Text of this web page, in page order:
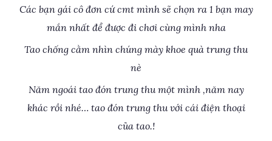
Các bạn gái cô đơn cứ cmt mình sẽ chọn ra 1 bạn may
mắn nhất để được đi chơi cùng mình nha
Tao chống cằm nhìn chúng mày khoe quà trung thu
nè
Năm ngoái tao đón trung thu một mình ,năm nay
khác rồi nhé… tao đón trung thu với cái điện thoại
của tao.!